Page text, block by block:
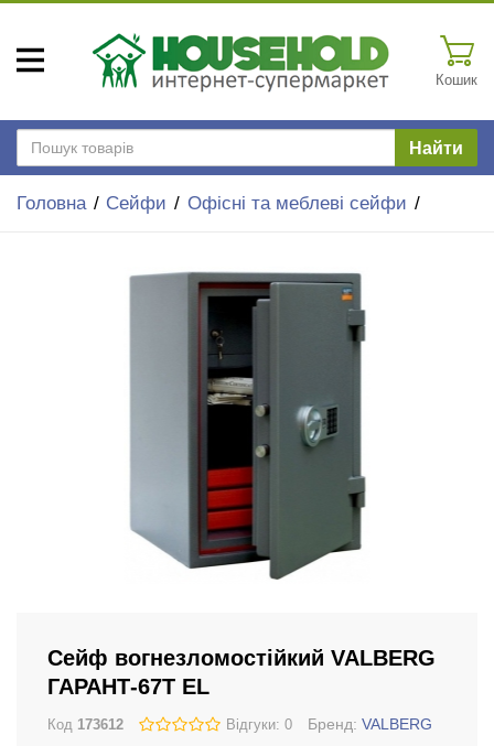
Кошик
Найти
Головна Сейфи Офісні та меблеві сейфи
Сейф вогнезломостійкий VALBERG
ГАРАНТ-67T EL
Код 173612 Відгуки: 0 Бренд: VALBERG